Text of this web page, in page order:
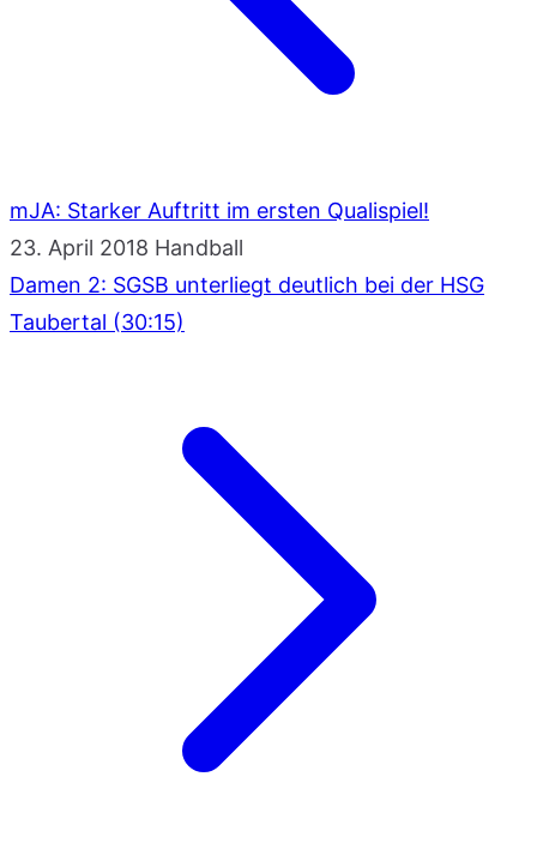
mJA: Starker Auftritt im ersten Qualispiel!
23. April 2018 Handball
Damen 2: SGSB unterliegt deutlich bei der HSG
Taubertal (30:15)